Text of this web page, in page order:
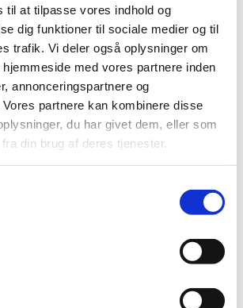
til at tilpasse vores indhold og
dig funktioner til sociale medier og til
trafik. Vi deler også oplysninger om
med vores partnere inden
annonceringspartnere og
partnere kan kombinere disse
du har givet dem, eller som
din brug af deres tjenester.
7c) hvor de sammen sidder og
formål. Man medbringer
og så er der mulighed for et
hvor man sammen kan få
Alle er velkomne